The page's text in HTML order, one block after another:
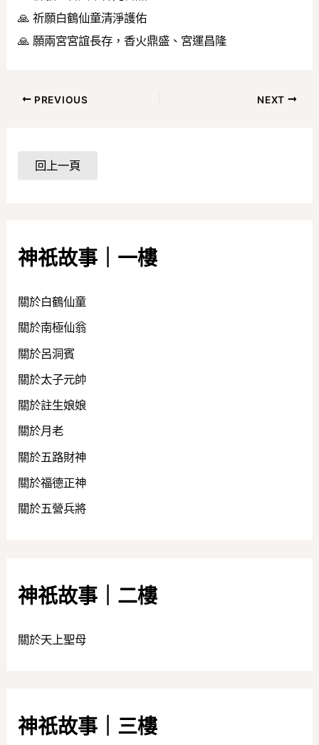
神祇故事｜一樓
關於白鶴仙童
關於南極仙翁
關於呂洞賓
關於太子元帥
關於註生娘娘
關於月老
關於五路財神
關於福德正神
關於五營兵將
神祇故事｜二樓
關於天上聖母
神祇故事｜三樓
🙏 祈願白鶴仙童清淨護佑
🙏 願兩宮宮誼長存，香火鼎盛、宮運昌隆
PREVIOUS NEXT